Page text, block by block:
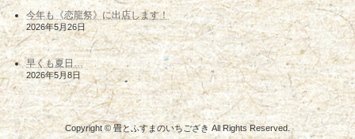
今年も《恋龍祭》に出店します！
2026年5月26日
早くも夏日…
2026年5月8日
Copyright © 畳とふすまのいちござき All Rights Reserved.